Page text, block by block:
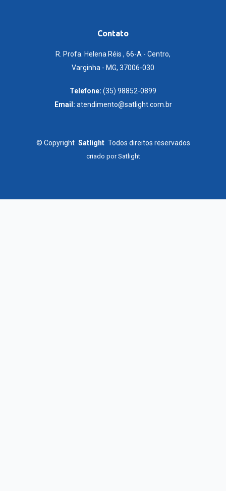
Contato
R. Profa. Helena Réis , 66-A - Centro,
Varginha - MG, 37006-030
Telefone: (35) 98852-0899
Email: atendimento@satlight.com.br
© Copyright Satlight Todos direitos reservados
criado porSatlight